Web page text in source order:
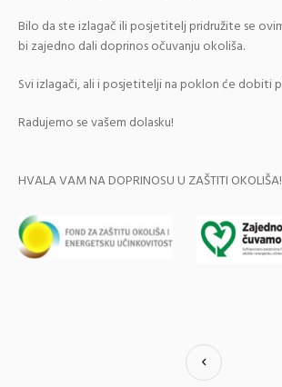
Bilo da ste izlagač ili posjetitelj pridružite se
bi zajedno dali doprinos očuvanju okoliša.
Svi izlagači, ali i posjetitelji na poklon će dobiti
Radujemo se vašem dolasku!
HVALA VAM NA DOPRINOSU U ZAŠTITI OKOLIŠA!